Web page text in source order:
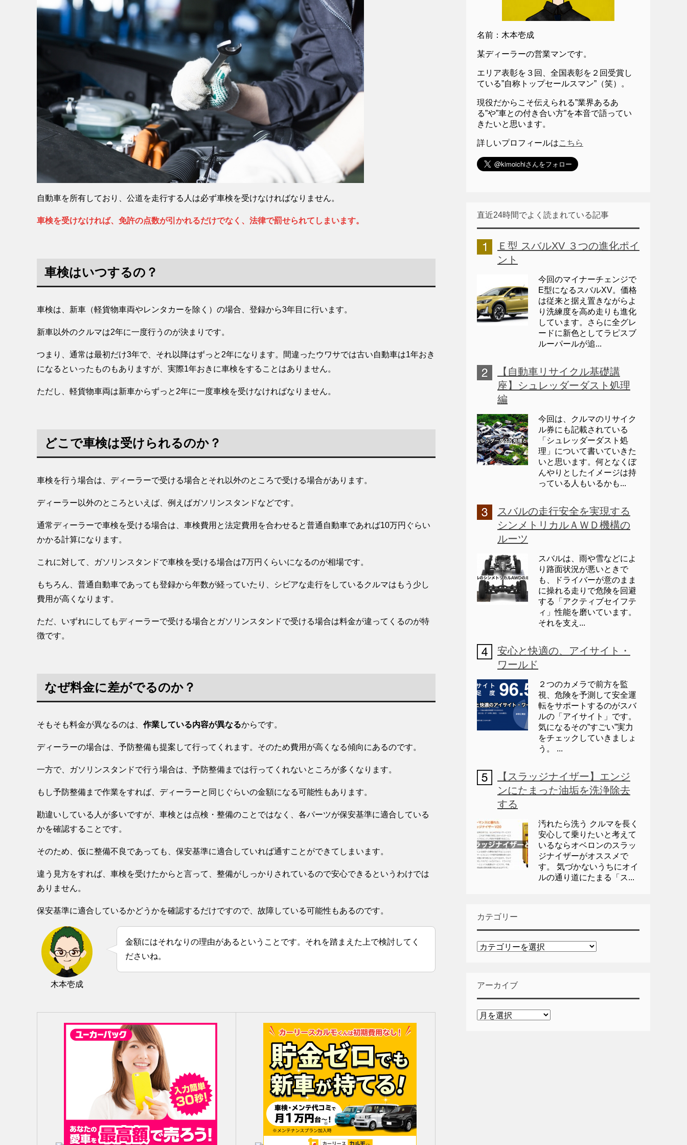
自動車を所有しており、公道を走行する人は必ず車検を受けなければなりません。
車検を受けなければ、免許の点数が引かれるだけでなく、法律で罰せられてしまいます。
車検はいつするの？
車検は、新車（軽貨物車両やレンタカーを除く）の場合、登録から3年目に行います。
新車以外のクルマは2年に一度行うのが決まりです。
つまり、通常は最初だけ3年で、それ以降はずっと2年になります。間違ったウワサでは古い自動車は1年おき
になるといったものもありますが、実際1年おきに車検をすることはありません。
ただし、軽貨物車両は新車からずっと2年に一度車検を受けなければなりません。
どこで車検は受けられるのか？
車検を行う場合は、ディーラーで受ける場合とそれ以外のところで受ける場合があります。
ディーラー以外のところといえば、例えばガソリンスタンドなどです。
通常ディーラーで車検を受ける場合は、車検費用と法定費用を合わせると普通自動車であれば10万円ぐらい
かかる計算になります。
これに対して、ガソリンスタンドで車検を受ける場合は7万円くらいになるのが相場です。
もちろん、普通自動車であっても登録から年数が経っていたり、シビアな走行をしているクルマはもう少し
費用が高くなります。
ただ、いずれにしてもディーラーで受ける場合とガソリンスタンドで受ける場合は料金が違ってくるのが特
徴です。
なぜ料金に差がでるのか？
そもそも料金が異なるのは、 作業している内容が異なるからです。
ディーラーの場合は、予防整備も提案して行ってくれます。そのため費用が高くなる傾向にあるのです。
一方で、ガソリンスタンドで行う場合は、予防整備までは行ってくれないところが多くなります。
もし予防整備まで作業をすれば、ディーラーと同じぐらいの金額になる可能性もあります。
勘違いしている人が多いですが、車検とは点検・整備のことではなく、各パーツが保安基準に適合している
かを確認することです。
そのため、仮に整備不良であっても、保安基準に適合していれば通すことができてしまいます。
違う見方をすれば、車検を受けたからと言って、整備がしっかりされているので安心できるというわけでは
ありません。
保安基準に適合しているかどうかを確認するだけですので、故障している可能性もあるのです。
木本壱成
金額にはそれなりの理由があるということです。それを踏まえた上で検討してく
ださいね。
名前：木本壱成
某ディーラーの営業マンです。
エリア表彰を３回、全国表彰を２回受賞し
ている”自称トップセールスマン”（笑）。
現役だからこそ伝えられる”業界あるあ
る”や”車との付き合い方”を本音で語ってい
きたいと思います。
詳しいプロフィールはこちら
直近24時間でよく読まれている記事
Ｅ型 スバルXV ３つの進化ポイ
ント
今回のマイナーチェンジで
E型になるスバルXV。価格
は従来と据え置きながらよ
り洗練度を高め走りも進化
しています。さらに全グレ
ードに新色としてラピスブ
ルーパールが追...
【自動車リサイクル基礎講
座】シュレッダーダスト処理
編
今回は、クルマのリサイク
ル券にも記載されている
「シュレッダーダスト処
理」について書いていきた
いと思います。何となくぼ
んやりとしたイメージは持
っている人もいるかも...
スバルの走行安全を実現する
シンメトリカルＡＷＤ機構の
ルーツ
スバルは、雨や雪などによ
り路面状況が悪いときで
も、ドライバーが意のまま
に操れる走りで危険を回避
する「アクティブセイフテ
ィ」性能を磨いています。
それを支え...
安心と快適の、アイサイト・
ワールド
２つのカメラで前方を監
視、危険を予測して安全運
転をサポートするのがスバ
ルの「アイサイト」です。
気になるその”すごい”実力
をチェックしていきましょ
う。 ...
【スラッジナイザー】エンジ
ンにたまった油垢を洗浄除去
する
汚れたら洗う クルマを長く
安心して乗りたいと考えて
いるならオベロンのスラッ
ジナイザーがオススメで
す。 気づかないうちにオイ
ルの通り道にたまる「ス...
カテゴリー
カ
ー
アーカイブ
ア